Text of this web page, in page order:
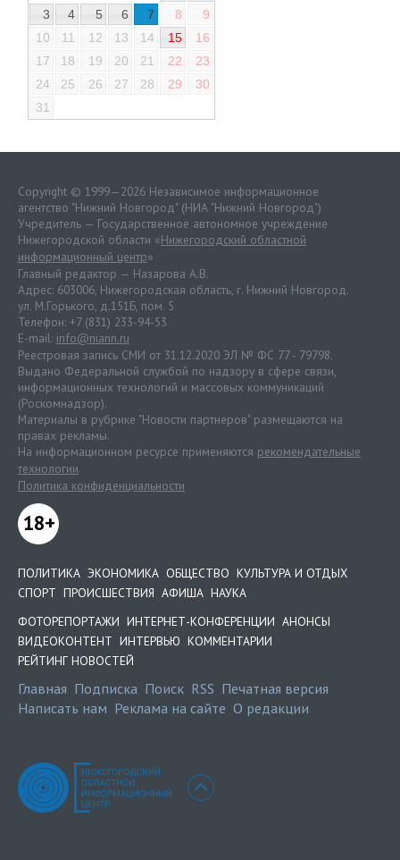
3
4 5 6 7 8
9
10
11 12 13 14 15
16
17
18 19 20 21 22
23
24
25 26 27 28 29
30
31
Copyright © 1999—2026 Независимое информационное
агентство "Нижний Новгород" (НИА "Нижний Новгород")
Учредитель — Государственное автономное учреждение
Нижегородской области «Нижегородский областной
информационный центр»
Главный редактор — Назарова А.В.
Адрес: 603006, Нижегородская область, г. Нижний Новгород.
ул. М.Горького, д.151Б, пом. 5
Телефон: +7 (831) 233-94-53
E-mail: info@niann.ru
Реестровая запись СМИ от 31.12.2020 ЭЛ № ФС 77 - 79798.
Выдано Федеральной службой по надзору в сфере связи,
информационных технологий и массовых коммуникаций
(Роскомнадзор).
Материалы в рубрике "Новости партнеров" размещаются на
правах рекламы.
На информационном ресурсе применяются рекомендательные
технологии.
Политика конфиденциальности
18+
ПОЛИТИКА ЭКОНОМИКА ОБЩЕСТВО КУЛЬТУРА И ОТДЫХ
СПОРТ ПРОИСШЕСТВИЯ АФИША НАУКА
ФОТОРЕПОРТАЖИ ИНТЕРНЕТ-КОНФЕРЕНЦИИ АНОНСЫ
ВИДЕОКОНТЕНТ ИНТЕРВЬЮ КОММЕНТАРИИ
РЕЙТИНГ НОВОСТЕЙ
Главная Подписка Поиск RSS Печатная версия
Написать нам Реклама на сайте О редакции